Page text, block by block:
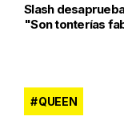
Slash
"Son tonterías
QUEEN